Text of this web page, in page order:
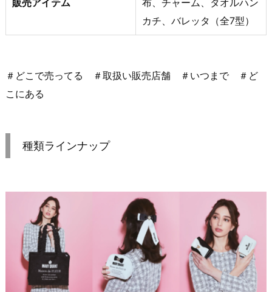
販売アイテム
布、チャーム、タオルハン
カチ、バレッタ（全7型）
＃どこで売ってる ＃取扱い販売店舗 ＃いつまで ＃ど
こにある
種類ラインナップ